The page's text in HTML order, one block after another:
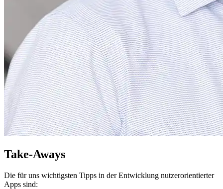
Take-Aways
Die für uns wichtigsten Tipps in der Entwicklung nutzerorientierter
Apps sind: